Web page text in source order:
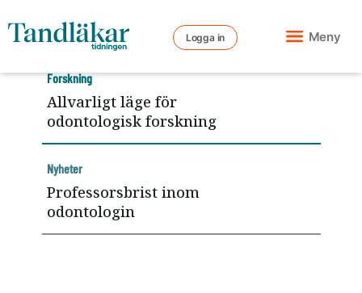
Logga in Meny
Allvarligt läge för
odontologisk forskning
Forskning
Professorsbrist inom
odontologin
Nyheter